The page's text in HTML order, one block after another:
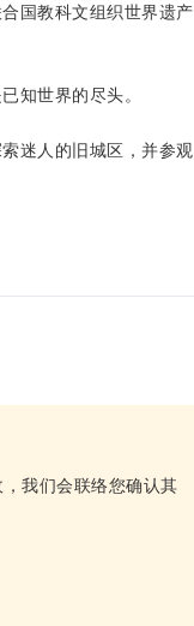
国教科文组织世界遗产
知世界的尽头。
迷人的旧城区，并参观
我们会联络您确认其